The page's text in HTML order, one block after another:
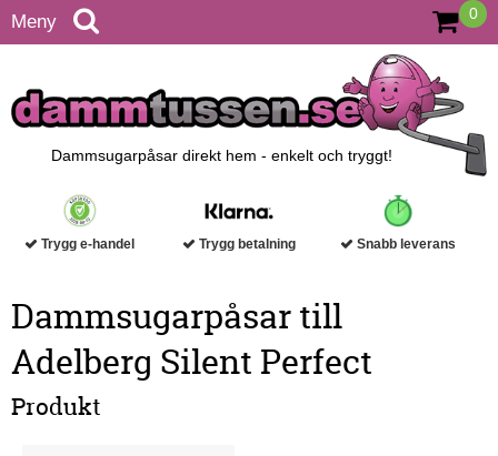
Meny 0
Dammsugarpåsar direkt hem - enkelt och tryggt!
Trygg e-handel Trygg betalning Snabb leverans
Dammsugarpåsar till
Adelberg Silent Perfect
Produkt